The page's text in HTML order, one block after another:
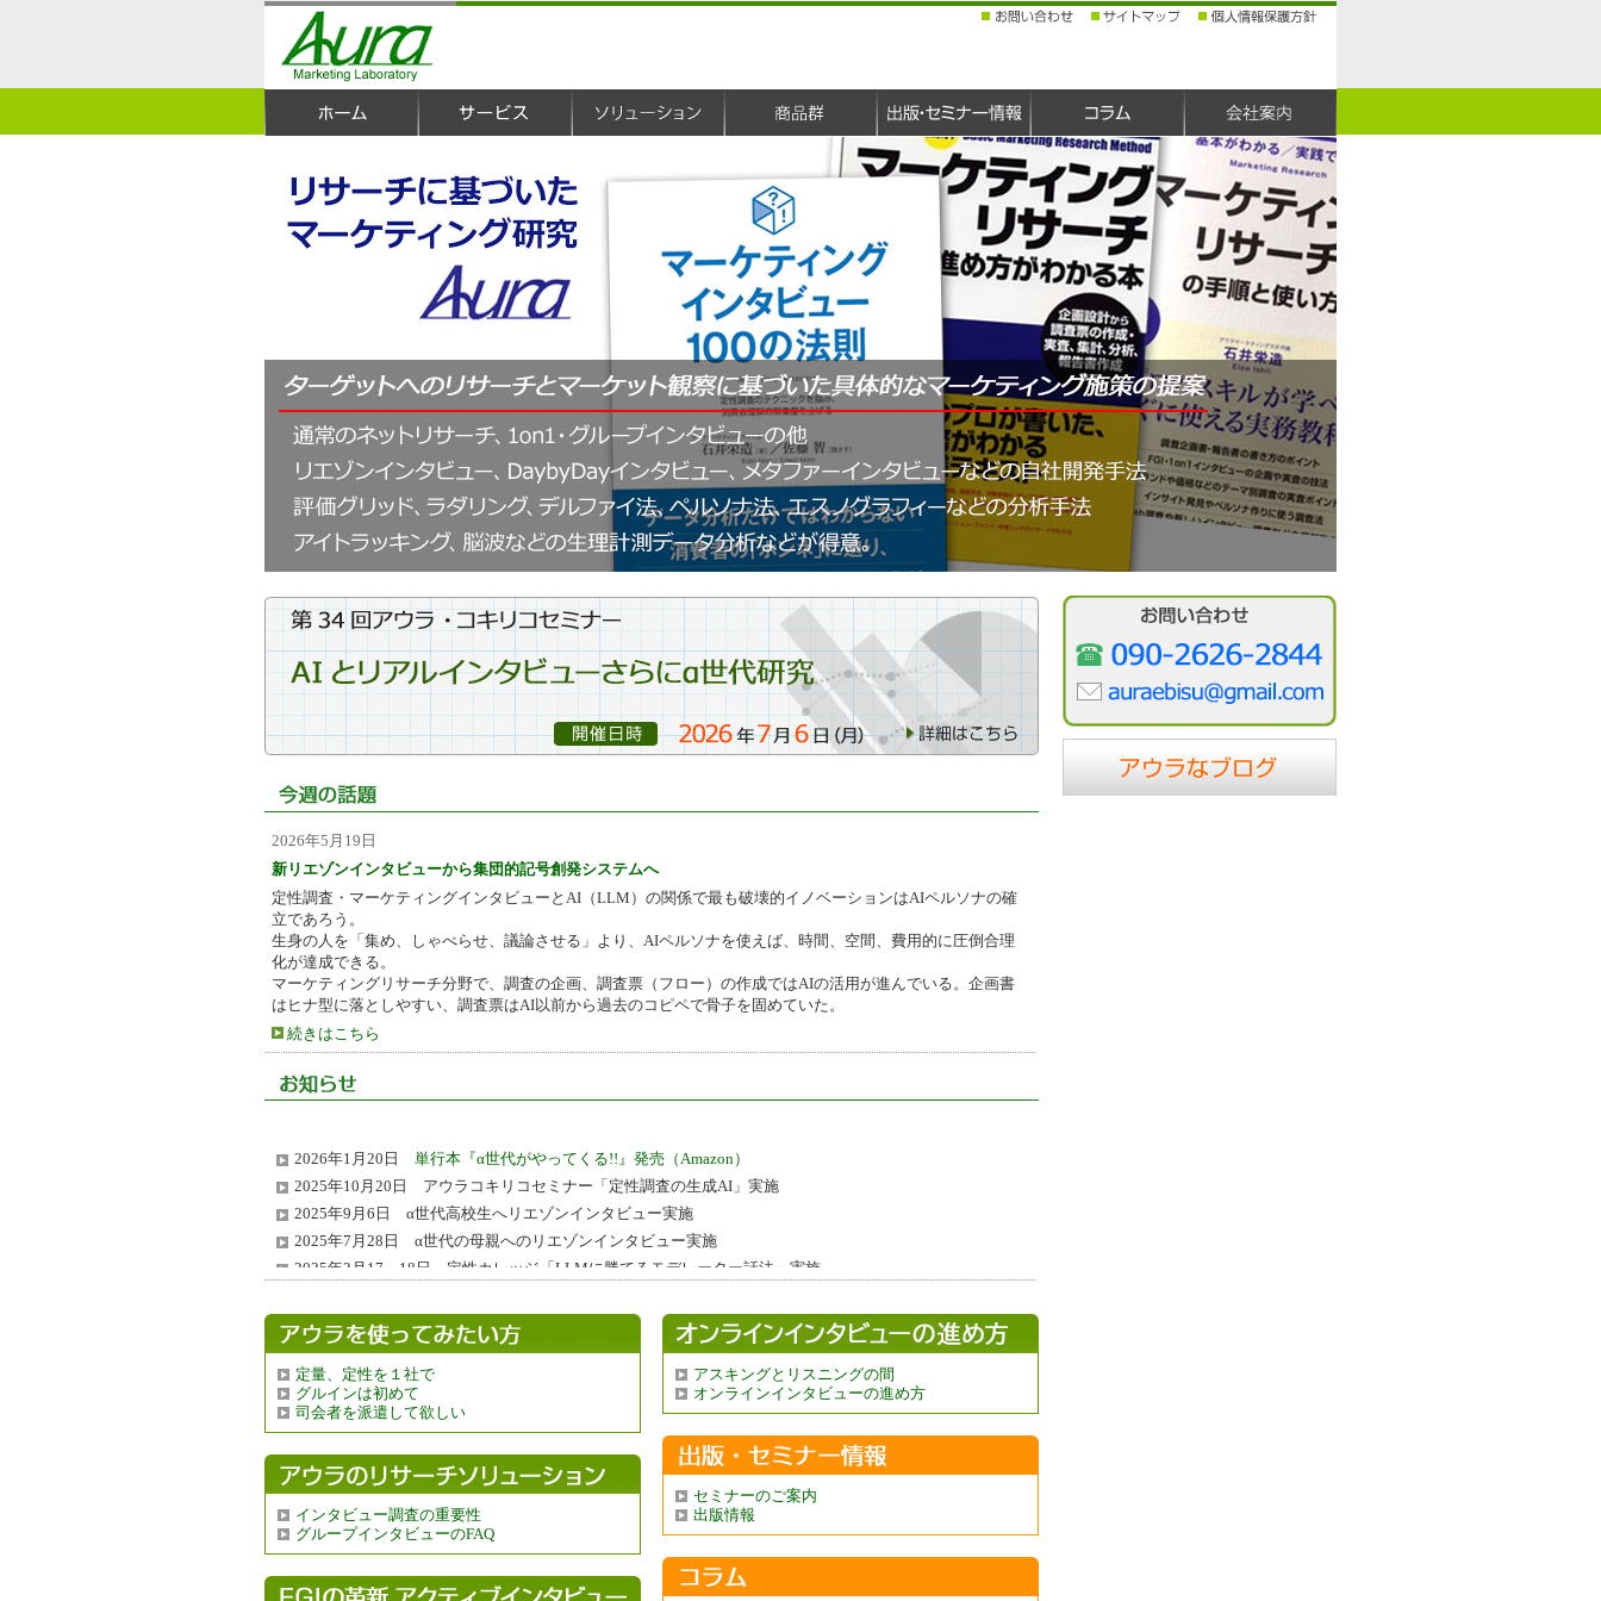
2026年5月19日
新リエゾンインタビューから集団的記号創発システムへ
定性調査・マーケティングインタビューとAI（LLM）の関係で最も破壊的イノベーションはAIペルソナの確
立であろう。
生身の人を「集め、しゃべらせ、議論させる」より、AIペルソナを使えば、時間、空間、費用的に圧倒合理
化が達成できる。
マーケティングリサーチ分野で、調査の企画、調査票（フロー）の作成ではAIの活用が進んでいる。企画書
はヒナ型に落としやすい、調査票はAI以前から過去のコピペで骨子を固めていた。
続きはこちら
2026年1月20日 単行本『α世代がやってくる!!』発売（Amazon）
2025年10月20日 アウラコキリコセミナー「定性調査の生成AI」実施
2025年9月6日 α世代高校生へリエゾンインタビュー実施
2025年7月28日 α世代の母親へのリエゾンインタビュー実施
2025年2月17、18日 定性カレッジ「LLMに勝てるモデレーター話法」実施
2024年2月13、14日第6期定性カレッジ「定性を哲学する」終了
2023年6月28日 アウラコキリコセミナー「コンセプト創出のリサーチ」実施
2023年2月14日新著『マーケティングインタビュー100の法則』好評発売中
3月3日実施予定の25回アウラ・コキリコセミナーを4月4日に延期します。
2021年6月27日 青山にサテライトオフィス開設しました。港区南青山2-2-15ｳｲﾝ青山922
2021年6月1日 事務所移転しました。 新住所：東京都練馬区大泉学園町6-19-29
2021年1月28日 アウラコキリコセミナー「レジリエンス思考とマーケティング」実施
第4期定性調査カレッジ「定性のニューノーマル」2021年1月 募集中
「ZOOMを使ったリモートFGI」研究実施 2020年4月7日
「図解マーケティングリサーチの進め方が分かる本」
5刷 2019年8月10日
定量、定性を１社で
グルインは初めて
司会者を派遣して欲しい
インタビュー調査の重要性
グループインタビューのFAQ
アスキングとリスニングの間
オンラインインタビューの進め方
セミナーのご案内
出版情報